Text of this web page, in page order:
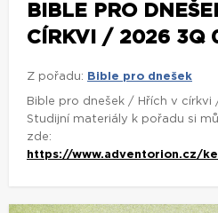
BIBLE PRO
CÍRKVI / 2026 3Q
Z pořadu: Bible pro dnešek
Bible pro dnešek / Hřích v
Studijní materiály k pořadu si
zde:
https://www.adventorion.cz/